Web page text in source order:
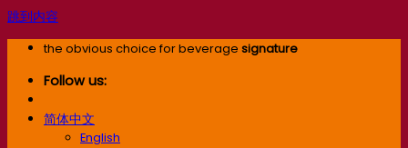
跳到内容
the obvious choice for beverage signature
Follow us:
简体中文
English